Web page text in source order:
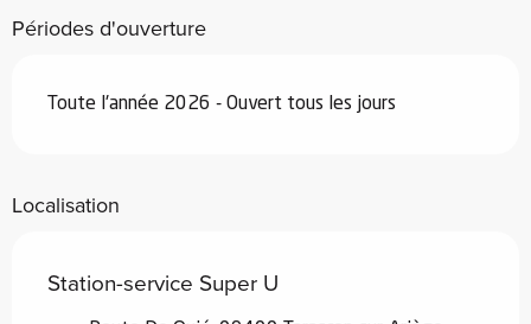
Périodes d'ouverture
Toute l'année 2026 - Ouvert tous les jours
Localisation
Station-service Super U